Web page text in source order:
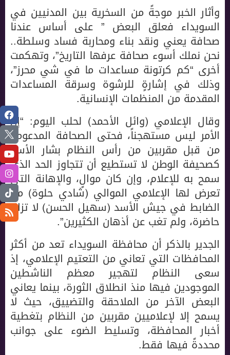
وأثار الخبر موجةً من السخرية بين المدنيين في
السويداء فعلق البعض ” على أساس عندنا
صحافة يعني ونقد بناء ومحاربة فساد وسلطة..
نحن نملك أسوء صحافة عرفها التاريخ”، وتهكمت
أخرى “كم كرتونة مساعدات ما في شي محرز”،
وذلك في إشارةٍ للرشوة وسرقة المساعدات
المقدمة من المنظمات الإنسانية.
وقال الإعلامي (وائل الأحمد) لحلب اليوم: “إن
الأمر ليس مستهجناً، فحتى الصحافة المدعومة
من قبل مقربين من رأس النظام بشار الأسد
كصحيفة الوطن لا تستطيع أن تتجاوز الحد الذي
سمح به للإعلام، وإن كان موالٍ، والإهانة التي
تعرض لها الإعلامي الموالي (شادي حلوة) من
الضابط في جيش الأسد (سهيل الحسن) لا تزال
حاضرة، ولم تغب عن أذهان الكثيرين”.
الجدير بالذكر أن محافظة السويداء تعد من أكثر
المحافظات التي تعاني من التعتيم الإعلامي، إذ
سعى النظام لتهجير معظم الناشطين
الموجودين فيها منذ انطلاق الثورة، بينما يعاني
البعض الآخر من الملاحقة والتضييق، حيث لا
يسمح إلا لإعلاميين مقربين من النظام بتغطية
أخبار المحافظة، وتسليط الضوء على جوانب
محددةً فيها فقط.